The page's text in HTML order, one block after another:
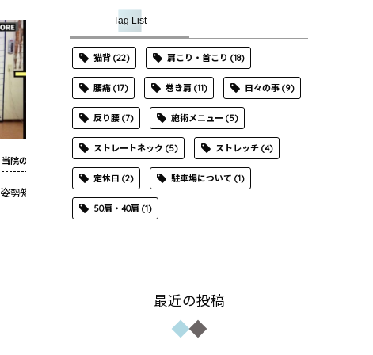
当院の姿勢矯正例
姿勢矯正例⑦
当院の姿勢矯正例
姿勢矯正例⑥
Tag List
猫背 (22) 肩こり・首こり (18)
腰痛 (17) 巻き肩 (11) 日々の事 (9)
反り腰 (7) 施術メニュー (5)
ストレートネック (5) ストレッチ (4)
定休日 (2) 駐車場について (1)
50肩・40肩 (1)
最近の投稿